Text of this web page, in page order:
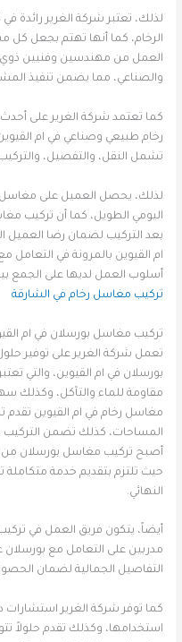
لذلك، تعتبر شركة الغرير رائدة
الرخام، كما أنها تهتم بجعل كل
العمل من مهندسين وفنيين ذوي
والصناعي، مما يضمن تنفيذ
كما تعتمد شركة الغرير على
رخام طبيعي وصناعي في ام
تشمل النقل، والتفصيل،
لذلك، يحصل العميل على مغاسل
اليومي الطويل، كما أن تركيب
بعد التركيب لضمان رضا العميل
ام القيوين بالمرونة في التعامل
أسلوب العمل لديها على الجمع
تركيب مغاسل رخام في الشارقة
تركيب مغاسل بورسلان في ام
تعمل شركة الغرير على توفير
بورسلان في ام القيوين، والتي
مقاومة للماء والتآكل، وكذلك
مغاسل رخام في ام القيوين
المساحات، كذلك تضمن التركيب
أصبح تركيب مغاسل بورسلان من
حيث تلتزم بتقديم خدمة متكاملة
النهائي.
أيضاً، يتكون فريق العمل في
مدربين على التعامل مع بورسلان
التفاصيل الجمالية لضمان
كما توفر شركة الغرير
استخدامها، وكذلك تقدم حلولاً